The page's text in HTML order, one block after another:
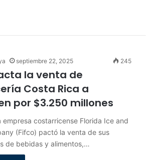
septiembre 22, 2025 245
la venta de
Costa Rica a
por $3.250 millones
empresa costarricense Florida Ice and
(Fifco) pactó la venta de sus
de bebidas y alimentos,…